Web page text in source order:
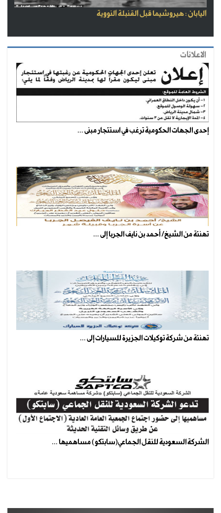
اليابان : هيروشيما قبل القنبلة النووية
الاعلانات
إحدى الجهات الحكومية ترغب في استئجار مبنى ...
تهنئة من الشيخ/ أحمد بن نايف الجربا إلى ...
تهنئة من شركة توكيلات الجزيرة للسيارات إلى ...
الشركة السعودية للنقل الجماعي(سابتكو) مساهميها ...